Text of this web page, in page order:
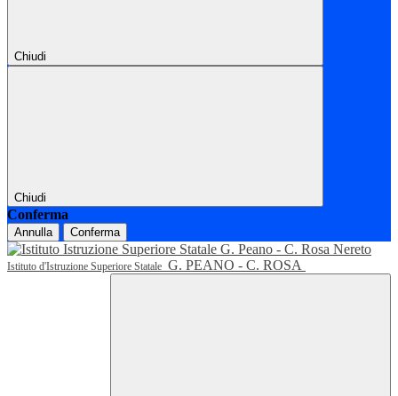
Chiudi
Chiudi
Conferma
Annulla Conferma
Istituto d'Istruzione Superiore Statale G. PEANO - C. ROSA